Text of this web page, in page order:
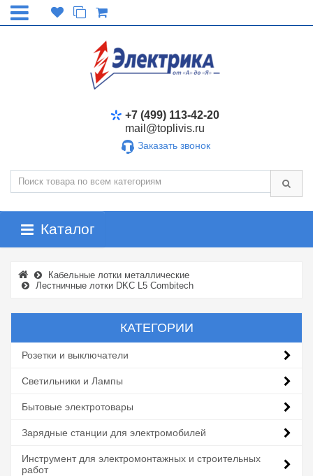
+7 (499) 113-42-20
mail@toplivis.ru
Заказать звонок
Каталог
Кабельные лотки металлические
Лестничные лотки DKC L5 Combitech
КАТЕГОРИИ
Розетки и выключатели
Светильники и Лампы
Бытовые электротовары
Зарядные станции для электромобилей
Инструмент для электромонтажных и строительных
работ